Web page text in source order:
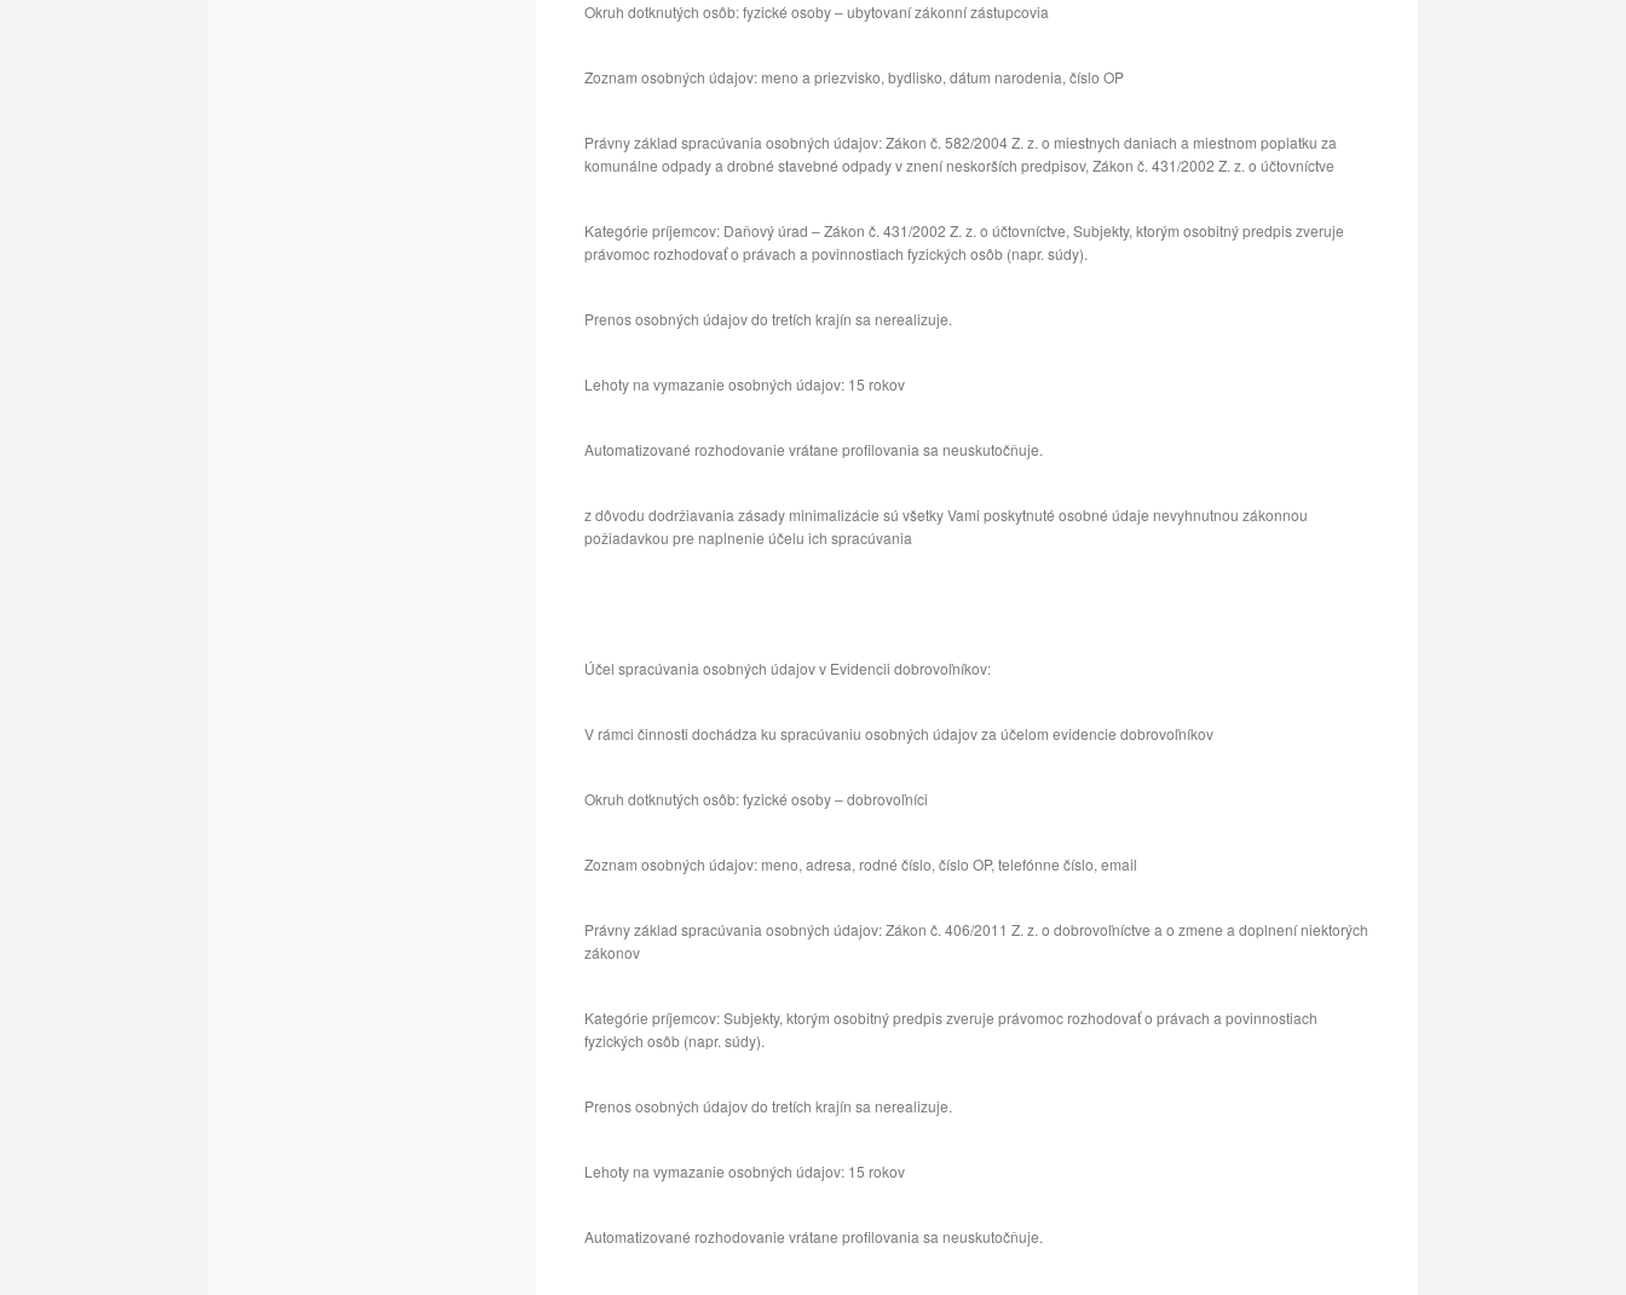
Okruh dotknutých osôb: fyzické osoby – ubytovaní zákonní zástupcovia
Zoznam osobných údajov: meno a priezvisko, bydlisko, dátum narodenia, číslo OP
Právny základ spracúvania osobných údajov: Zákon č. 582/2004 Z. z. o miestnych daniach a miestnom poplatku za
komunálne odpady a drobné stavebné odpady v znení neskorších predpisov, Zákon č. 431/2002 Z. z. o účtovníctve
Kategórie príjemcov: Daňový úrad – Zákon č. 431/2002 Z. z. o účtovníctve, Subjekty, ktorým osobitný predpis zveruje
právomoc rozhodovať o právach a povinnostiach fyzických osôb (napr. súdy).
Prenos osobných údajov do tretích krajín sa nerealizuje.
Lehoty na vymazanie osobných údajov: 15 rokov
Automatizované rozhodovanie vrátane profilovania sa neuskutočňuje.
z dôvodu dodržiavania zásady minimalizácie sú všetky Vami poskytnuté osobné údaje nevyhnutnou zákonnou
požiadavkou pre naplnenie účelu ich spracúvania
Účel spracúvania osobných údajov v Evidencii dobrovoľníkov:
V rámci činnosti dochádza ku spracúvaniu osobných údajov za účelom evidencie dobrovoľníkov
Okruh dotknutých osôb: fyzické osoby – dobrovoľníci
Zoznam osobných údajov: meno, adresa, rodné číslo, číslo OP, telefónne číslo, email
Právny základ spracúvania osobných údajov: Zákon č. 406/2011 Z. z. o dobrovoľníctve a o zmene a doplnení niektorých
zákonov
Kategórie príjemcov: Subjekty, ktorým osobitný predpis zveruje právomoc rozhodovať o právach a povinnostiach
fyzických osôb (napr. súdy).
Prenos osobných údajov do tretích krajín sa nerealizuje.
Lehoty na vymazanie osobných údajov: 15 rokov
Automatizované rozhodovanie vrátane profilovania sa neuskutočňuje.